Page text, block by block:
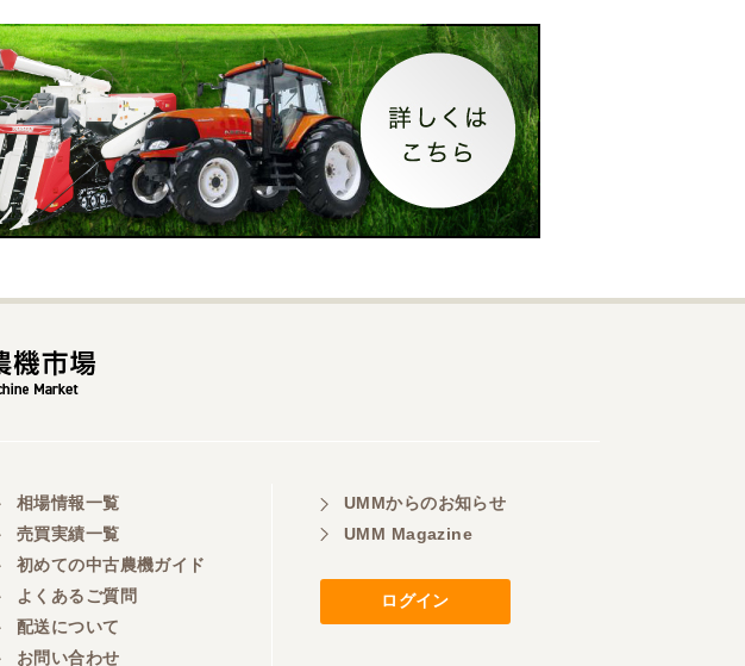
相場情報一覧
売買実績一覧
初めての中古農機ガイド
よくあるご質問
配送について
お問い合わせ
UMMからのお知らせ
UMM Magazine
ログイン